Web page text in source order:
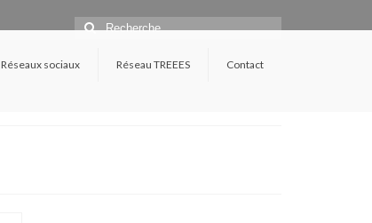
Rechercher
Réseaux sociaux Réseau TREEES Contact